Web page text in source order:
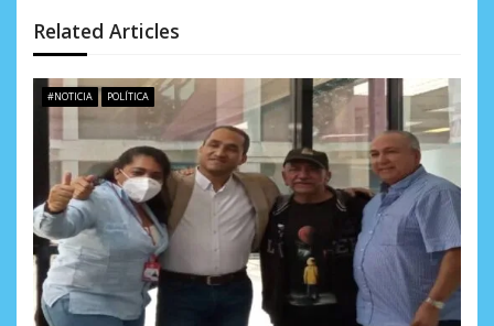
n
d
e
n
t
r
a
Related Articles
#NOTICIA POLÍTICA